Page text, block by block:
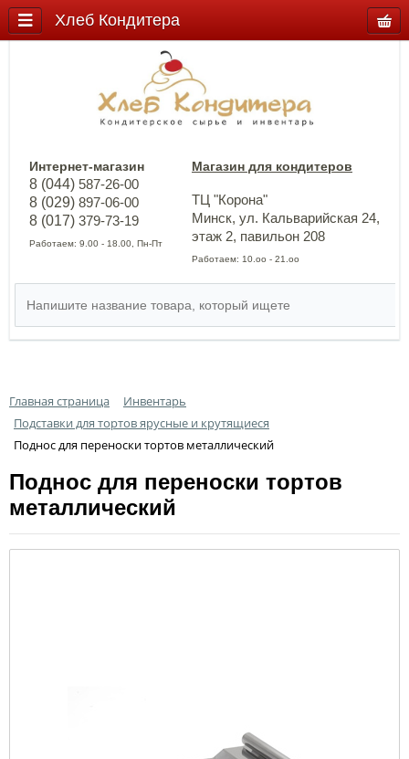
Интернет-магазин
8 (044) 587-26-00
8 (029) 897-06-00
8 (017) 379-73-19
Работаем: 9.00 - 18.00, Пн-Пт
Магазин для кондитеров
ТЦ "Корона"
Минск, ул. Кальварийская 24,
этаж 2, павильон 208
Работаем: 10.оо - 21.оо
Главная страница
Инвентарь
Подставки для тортов ярусные и крутящиеся
Поднос для переноски тортов металлический
Поднос для переноски тортов
металлический
Хлеб Кондитера